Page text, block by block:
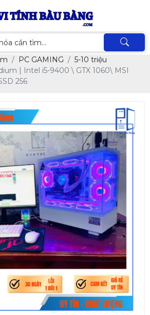
PC GAMING
5-10 triệu
| Intel i5-9400 \ GTX 1060\ MSI
256